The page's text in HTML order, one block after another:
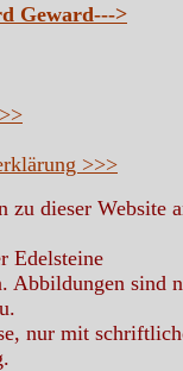
Geward--->
>>>
zu dieser Website
Edelsteine
Abbildungen sind
nur mit